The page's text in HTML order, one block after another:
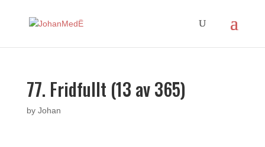
77. Fridfullt (13 av 365)
by Johan